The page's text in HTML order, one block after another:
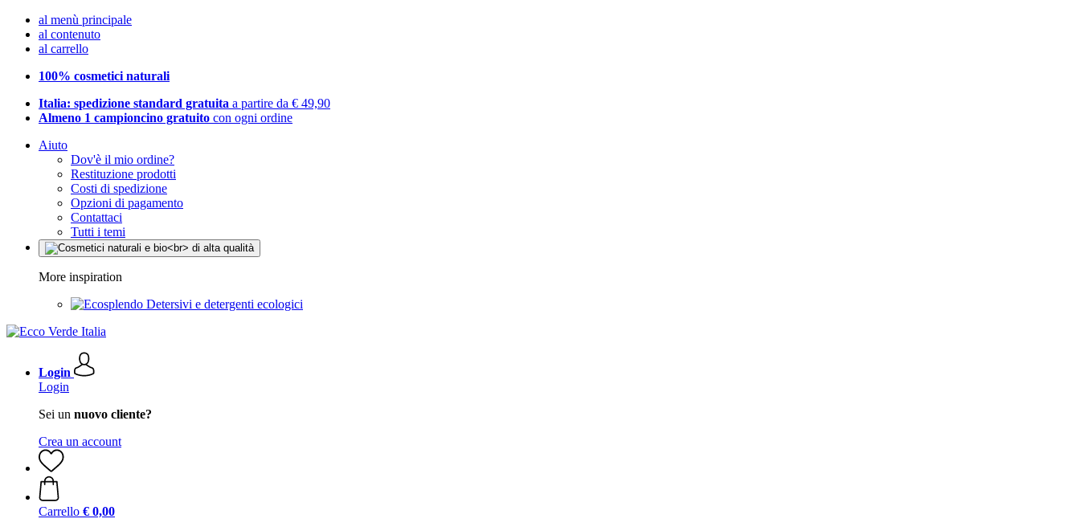
al menù principale
al contenuto
al carrello
100% cosmetici naturali
Italia: spedizione standard gratuita a partire da € 49,90
Almeno 1 campioncino gratuito con ogni ordine
Aiuto
Dov'è il mio ordine?
Restituzione prodotti
Costi di spedizione
Opzioni di pagamento
Contattaci
Tutti i temi
More inspiration
Detersivi e detergenti ecologici
Login
Login
Sei un nuovo cliente?
Crea un account
Carrello € 0,00